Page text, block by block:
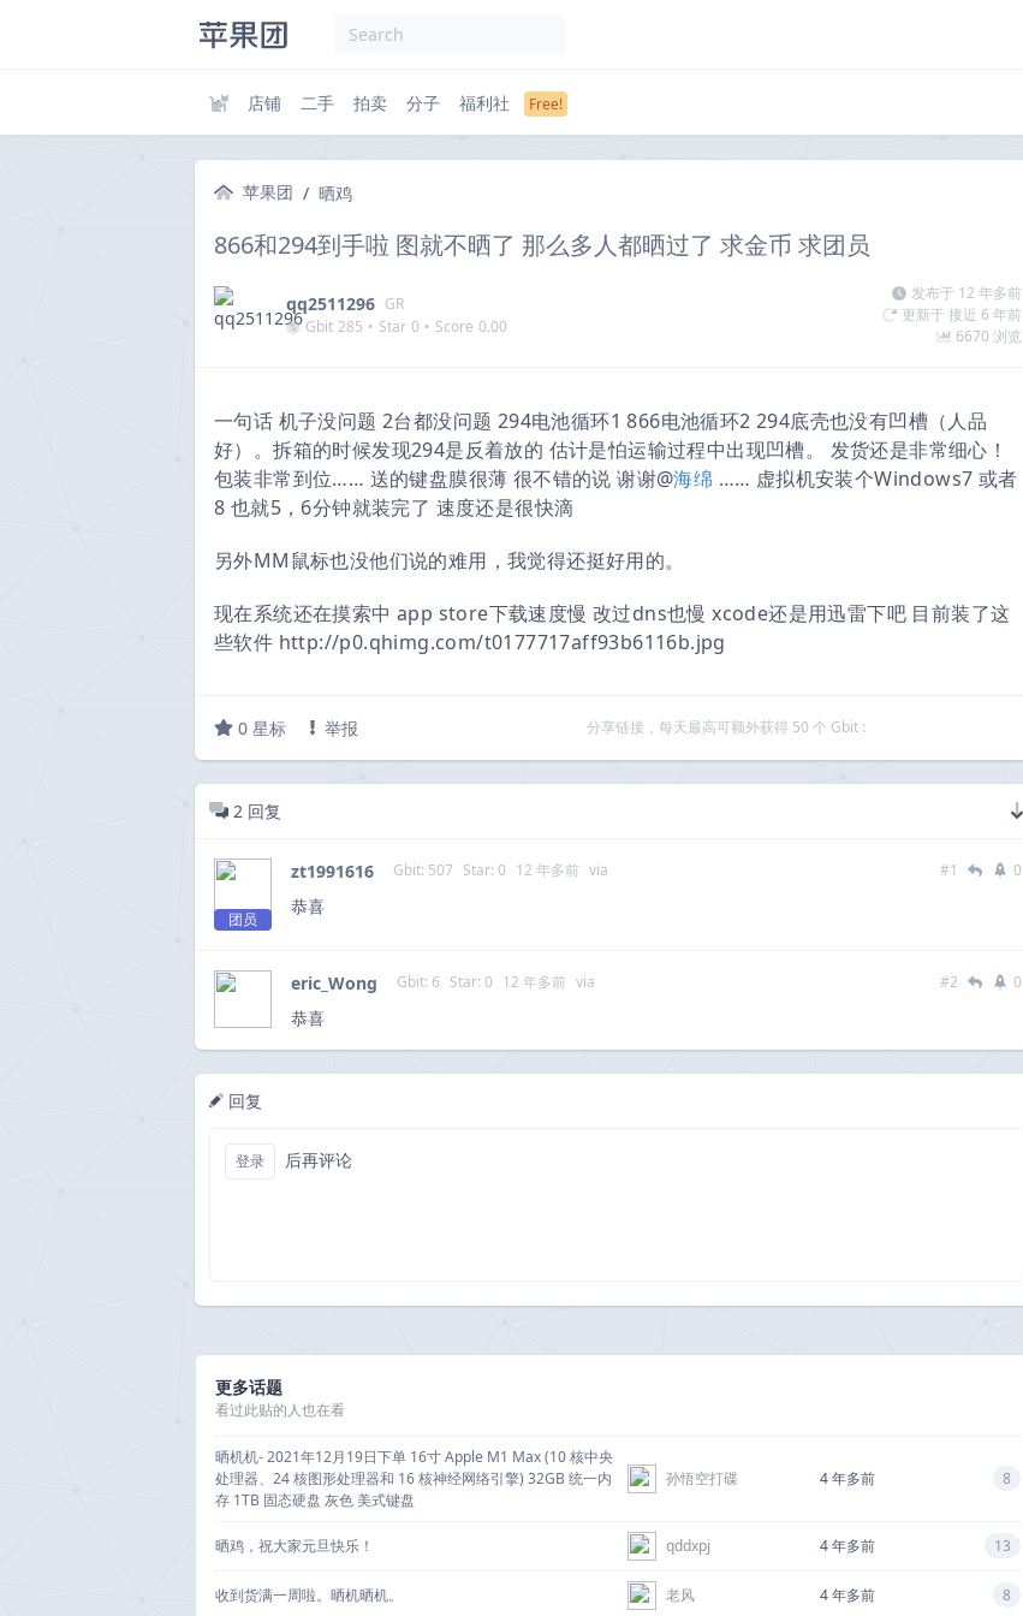
店铺 二手 拍卖 分子 福利社
苹果团 / 晒鸡
866和294到手啦 图就不晒了 那么多人都晒过了 求金币 求团员
qq2511296 GR
Gbit 285 • Star 0 • Score 0.00
发布于 12 年多前
更新于 接近 6 年前
6670 浏览
一句话 机子没问题 2台都没问题 294电池循环1 866电池循环2 294底壳也没有凹槽（人品
好）。拆箱的时候发现294是反着放的 估计是怕运输过程中出现凹槽。 发货还是非常细心！
包装非常到位…… 送的键盘膜很薄 很不错的说 谢谢@海绵 …… 虚拟机安装个Windows7 或者
8 也就5，6分钟就装完了 速度还是很快滴
另外MM鼠标也没他们说的难用，我觉得还挺好用的。
现在系统还在摸索中 app store下载速度慢 改过dns也慢 xcode还是用迅雷下吧 目前装了这
些软件 http://p0.qhimg.com/t0177717aff93b6116b.jpg
0 星标 举报 分享链接，每天最高可额外获得 50 个 Gbit :
2 回复
团员
zt1991616 Gbit: 507 Star: 0 12 年多前 via #1 0
恭喜
eric_Wong Gbit: 6 Star: 0 12 年多前 via #2 0
恭喜
回复
登录 后再评论
更多话题
看过此贴的人也在看
晒机机- 2021年12月19日下单 16寸 Apple M1 Max (10 核中央
处理器、24 核图形处理器和 16 核神经网络引擎) 32GB 统一内
存 1TB 固态硬盘 灰色 美式键盘
孙悟空打碟 4 年多前 8
晒鸡，祝大家元旦快乐！ qddxpj 4 年多前 13
收到货满一周啦。晒机晒机。 老风 4 年多前 8